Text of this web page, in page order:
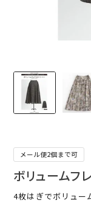
メール便2個まで可
ボリュームフ
4枚はぎでボリュー